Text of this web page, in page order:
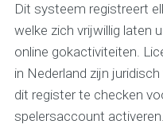
Dit systeem registreert
welke zich vrijwillig laten
online gokactiviteiten.
in Nederland zijn
dit register te checken
spelersaccount activeren.